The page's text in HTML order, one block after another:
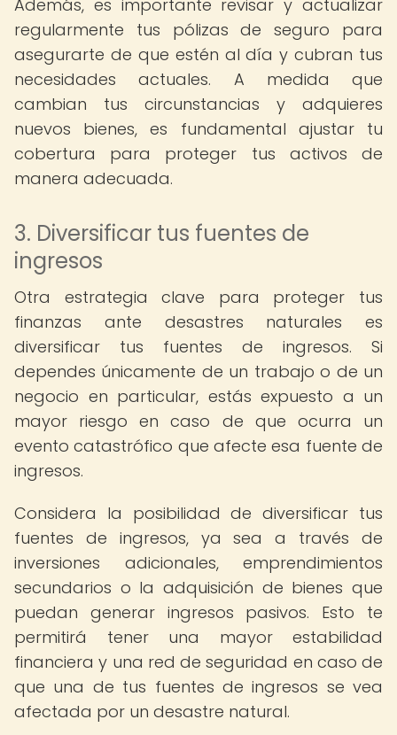
Además, es importante revisar y actualizar
regularmente tus pólizas de seguro para
asegurarte de que estén al día y cubran tus
necesidades actuales. A medida que
cambian tus circunstancias y adquieres
nuevos bienes, es fundamental ajustar tu
cobertura para proteger tus activos de
manera adecuada.
3. Diversificar tus fuentes de
ingresos
Otra estrategia clave para proteger tus
finanzas ante desastres naturales es
diversificar tus fuentes de ingresos. Si
dependes únicamente de un trabajo o de un
negocio en particular, estás expuesto a un
mayor riesgo en caso de que ocurra un
evento catastrófico que afecte esa fuente de
ingresos.
Considera la posibilidad de diversificar tus
fuentes de ingresos, ya sea a través de
inversiones adicionales, emprendimientos
secundarios o la adquisición de bienes que
puedan generar ingresos pasivos. Esto te
permitirá tener una mayor estabilidad
financiera y una red de seguridad en caso de
que una de tus fuentes de ingresos se vea
afectada por un desastre natural.